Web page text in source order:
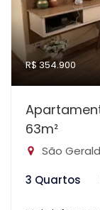
R$ 354.900
63m²
São
3 Quartos